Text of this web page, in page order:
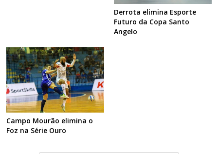
Derrota elimina Esporte
Futuro da Copa Santo
Angelo
Campo Mourão elimina o
Foz na Série Ouro